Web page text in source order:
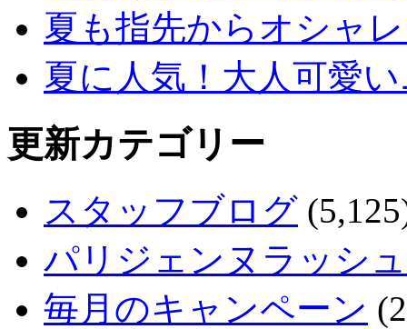
夏も指先からオシャ
夏に人気！大人可愛
更新カテゴリー
スタッフブログ
パリジェンヌラッシ
毎月のキャンペーン